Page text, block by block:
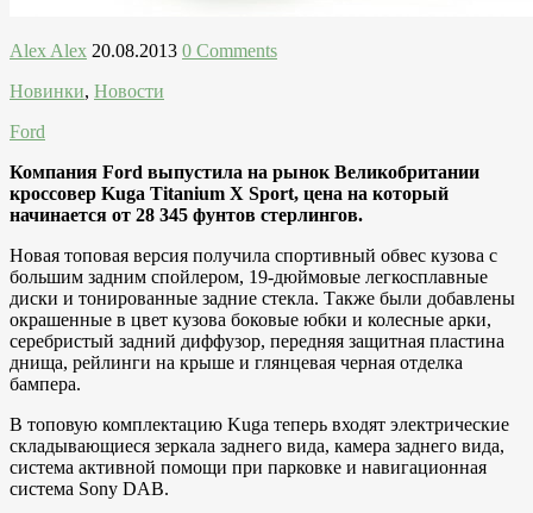
Alex Alex 20.08.2013 0 Comments
Новинки, Новости
Ford
Компания Ford выпустила на рынок Великобритании
кроссовер Kuga Titanium X Sport, цена на который
начинается от 28 345 фунтов стерлингов.
Новая топовая версия получила спортивный обвес кузова с
большим задним спойлером, 19-дюймовые легкосплавные
диски и тонированные задние стекла. Также были добавлены
окрашенные в цвет кузова боковые юбки и колесные арки,
серебристый задний диффузор, передняя защитная пластина
днища, рейлинги на крыше и глянцевая черная отделка
бампера.
В топовую комплектацию Kuga теперь входят электрические
складывающиеся зеркала заднего вида, камера заднего вида,
система активной помощи при парковке и навигационная
система Sony DAB.